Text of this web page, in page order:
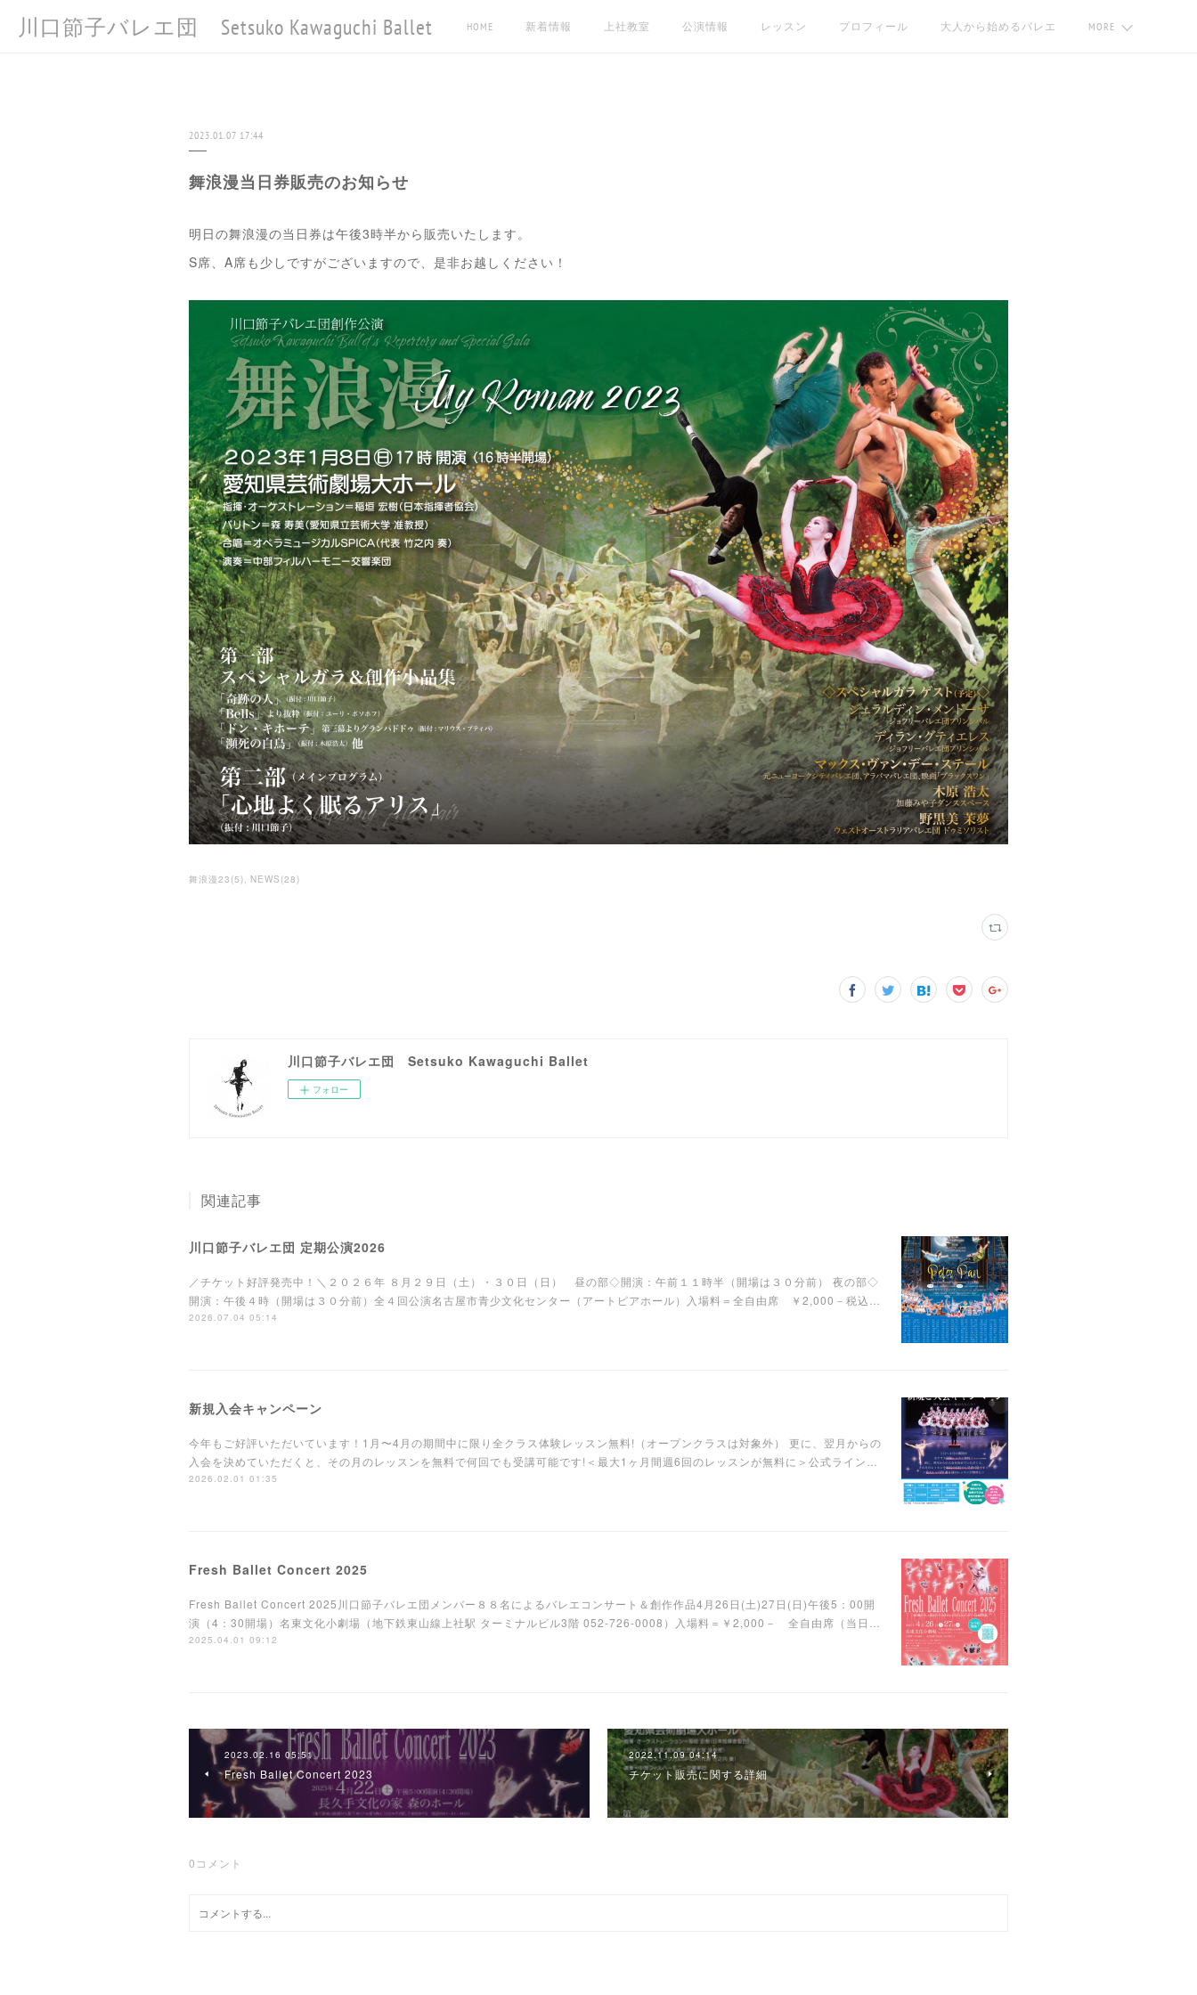
川口節子バレエ団 Setsuko Kawaguchi Ballet HOME 新着情報 上社教室 公演情報 レッスン プロフィール 大人から始めるバレエ MORE
2023.01.07 17:44
舞浪漫当日券販売のお知らせ
明日の舞浪漫の当日券は午後3時半から販売いたします。
S席、A席も少しですがございますので、是非お越しください！
舞浪漫23 (5) NEWS (28)
川口節子バレエ団 Setsuko Kawaguchi Ballet
フォロー
関連記事
川口節子バレエ団 定期公演2026
／チケット好評発売中！＼２０２６年 ８月２９日（土）・３０日（日） 昼の部◇開演：午前１１時半（開場は３０分前） 夜の部◇
開演：午後４時（開場は３０分前）全４回公演名古屋市青少文化センター（アートピアホール）入場料＝全自由席 ￥2,000－税込…
2026.07.04 05:14
新規入会キャンペーン
今年もご好評いただいています！1月〜4月の期間中に限り全クラス体験レッスン無料!（オープンクラスは対象外） 更に、翌月からの
入会を決めていただくと、その月のレッスンを無料で何回でも受講可能です!＜最大1ヶ月間週6回のレッスンが無料に＞公式ライン…
2026.02.01 01:35
Fresh Ballet Concert 2025
Fresh Ballet Concert 2025川口節子バレエ団メンバー８８名によるバレエコンサート＆創作作品4月26日(土)27日(日)午後5：00開
演（4：30開場）名東文化小劇場（地下鉄東山線上社駅 ターミナルビル3階 052-726-0008）入場料＝￥2,000－ 全自由席（当日…
2025.04.01 09:12
2023.02.16 05:51
Fresh Ballet Concert 2023
2022.11.09 04:14
チケット販売に関する詳細
0 コメント